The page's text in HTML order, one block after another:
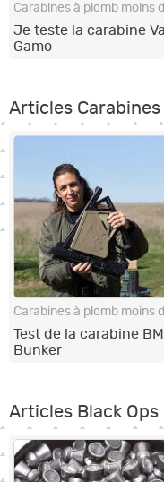
Carabines à plomb moins
Je teste la carabine
Gamo
Articles
Carabines à plomb moins
Test de la carabine
Bunker
Articles Black Ops